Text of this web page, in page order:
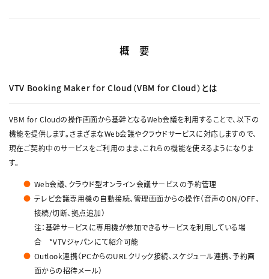
概要
VTV Booking Maker for Cloud（VBM for Cloud）とは
VBM for Cloudの操作画面から基幹となるWeb会議を利用することで、以下の
機能を提供します。さまざまなWeb会議やクラウドサービスに対応しますので、
現在ご契約中のサービスをご利用のまま、これらの機能を使えるようになりま
す。
Web会議、クラウド型オンライン会議サービスの予約管理
テレビ会議専用機の自動接続、管理画面からの操作（音声のON/OFF、
接続/切断、拠点追加）
注：基幹サービスに専用機が参加できるサービスを利用している場
合 *VTVジャパンにて紹介可能
Outlook連携（PCからのURLクリック接続、スケジュール連携、予約画
面からの招待メール）